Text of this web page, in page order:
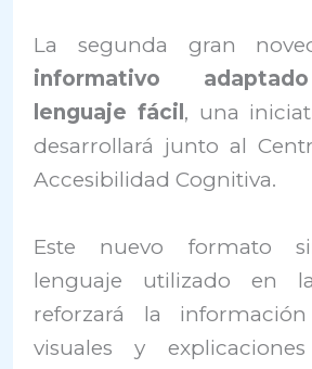
La segunda gran
informativo
lenguaje fácil , una
desarrollará junto al
Accesibilidad Cognitiva.
Este nuevo formato
lenguaje utilizado en
reforzará la
visuales y